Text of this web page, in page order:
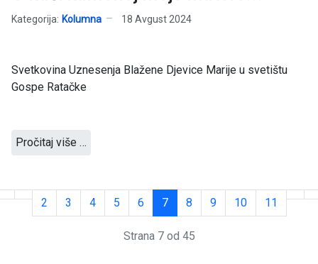
Kategorija: Kolumna 18 Avgust 2024
Svetkovina Uznesenja Blažene Djevice Marije u svetištu
Gospe Ratačke
Pročitaj više …
2 3 4 5 6 7 8 9 10 11
Strana 7 od 45